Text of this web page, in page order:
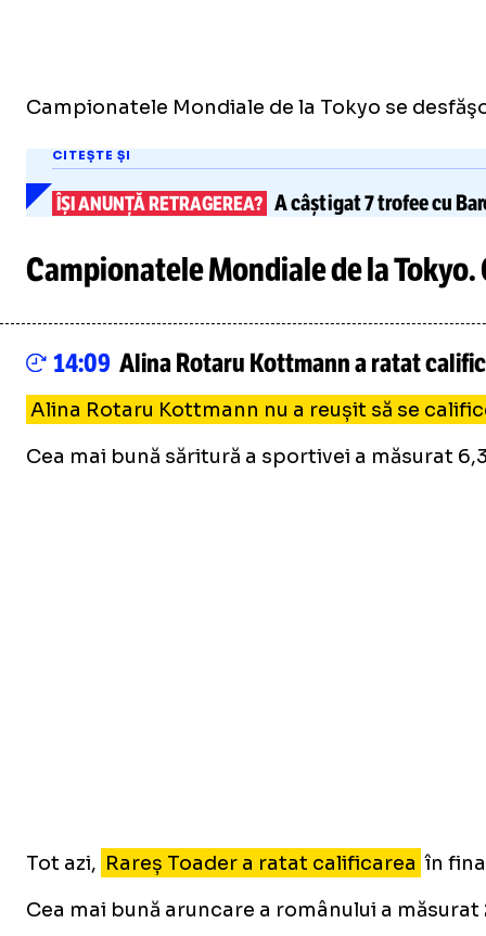
Campionatele Mondiale de la Tokyo se
CITEȘTE ȘI
ÎȘI ANUNȚĂ RETRAGEREA? A câștigat 7 trofee cu
Campionatele Mondiale de la
14:09 Alina Rotaru Kottmann a ratat
Alina Rotaru Kottmann nu a reușit să se
Cea mai bună săritură a sportivei a măsurat
Tot azi, Rareș Toader a ratat calificarea în
Cea mai bună aruncare a românului a